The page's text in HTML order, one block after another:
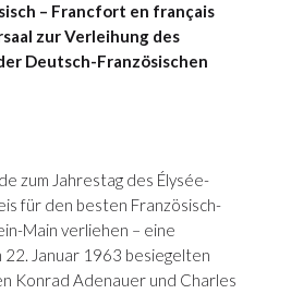
– Francfort en français
zur Verleihung des
Deutsch-Französischen
zum Jahrestag des Élysée-
für den besten Französisch-
Main verliehen – eine
22. Januar 1963 besiegelten
Konrad Adenauer und Charles